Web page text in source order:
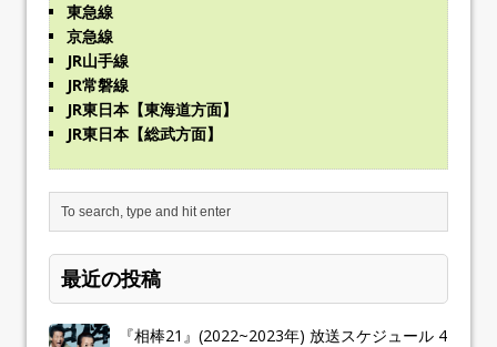
東急線
京急線
JR山手線
JR常磐線
JR東日本【東海道方面】
JR東日本【総武方面】
最近の投稿
『相棒21』(2022~2023年) 放送スケジュール 4